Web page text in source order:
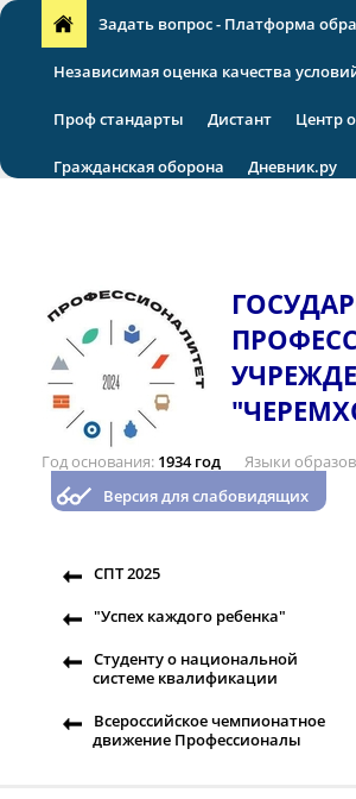
Задать вопрос - Платформа
Независимая оценка качества
Проф стандарты Дистант Центр
Гражданская оборона Дневник.ру
Год основания 1934 год Языки
Версия для слабовидящих
СПТ 2025
"Успех каждого ребенка"
Студенту о национальной
системе квалификации
Всероссийское чемпионатное
движение Профессионалы